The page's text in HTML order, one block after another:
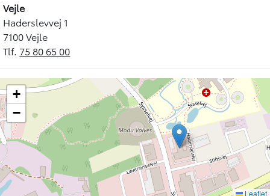
Vejle
Haderslevvej 1
7100 Vejle
Tlf. 75 80 65 00